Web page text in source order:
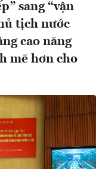
sang “vận
tịch nước
cao năng
mẽ hơn cho